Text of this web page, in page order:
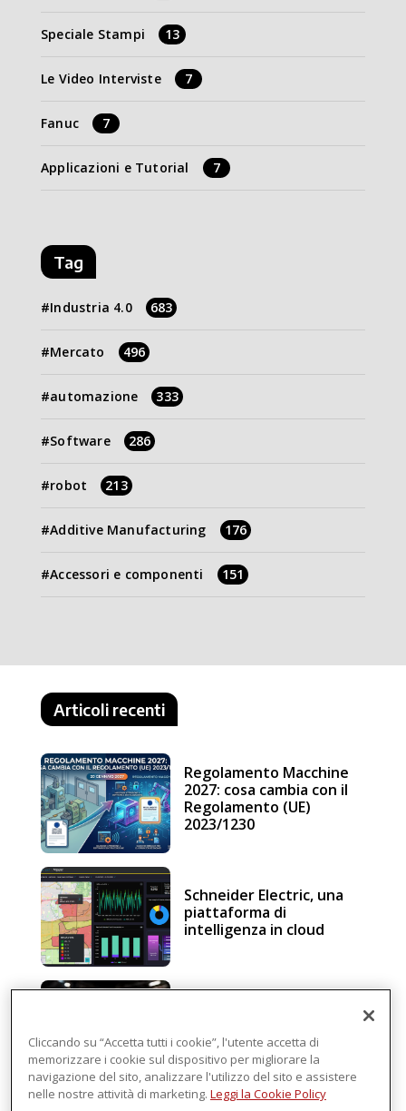
Speciale Stampi 13
Le Video Interviste 7
Fanuc 7
Applicazioni e Tutorial 7
Tag
Industria 4.0 683
Mercato 496
automazione 333
Software 286
robot 213
Additive Manufacturing 176
Accessori e componenti 151
Articoli recenti
Regolamento Macchine
2027: cosa cambia con il
Regolamento (UE)
2023/1230
Schneider Electric, una
piattaforma di
intelligenza in cloud
Regolamento macchine
Cliccando su “Accetta tutti i cookie”, l'utente accetta di
memorizzare i cookie sul dispositivo per migliorare la
navigazione del sito, analizzare l'utilizzo del sito e assistere
nelle nostre attività di marketing. Leggi la Cookie Policy